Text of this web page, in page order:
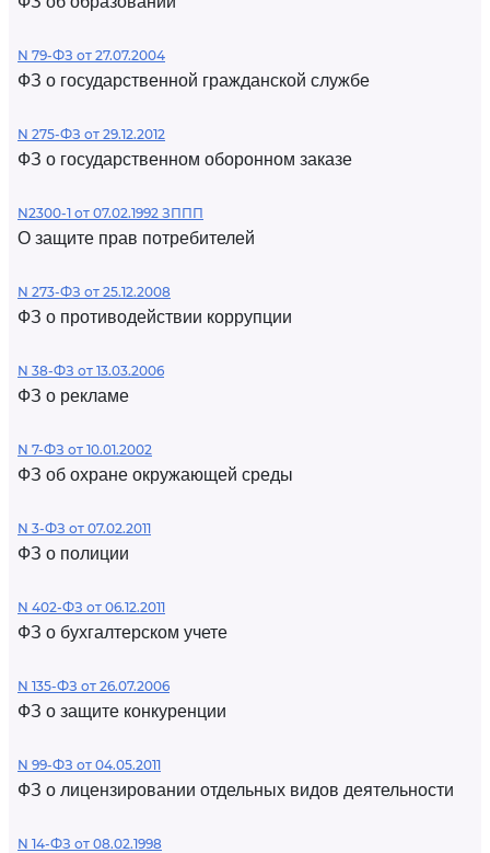
N 79-ФЗ от 27.07.2004
ФЗ о государственной гражданской службе
N 275-ФЗ от 29.12.2012
ФЗ о государственном оборонном заказе
N2300-1 от 07.02.1992 ЗППП
О защите прав потребителей
N 273-ФЗ от 25.12.2008
ФЗ о противодействии коррупции
N 38-ФЗ от 13.03.2006
ФЗ о рекламе
N 7-ФЗ от 10.01.2002
ФЗ об охране окружающей среды
N 3-ФЗ от 07.02.2011
ФЗ о полиции
N 402-ФЗ от 06.12.2011
ФЗ о бухгалтерском учете
N 135-ФЗ от 26.07.2006
ФЗ о защите конкуренции
N 99-ФЗ от 04.05.2011
ФЗ о лицензировании отдельных видов деятельности
N 14-ФЗ от 08.02.1998